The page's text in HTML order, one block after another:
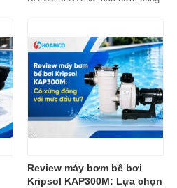
Review máy bơm bể bơi
Kripsol KAP300M: Lựa chọn